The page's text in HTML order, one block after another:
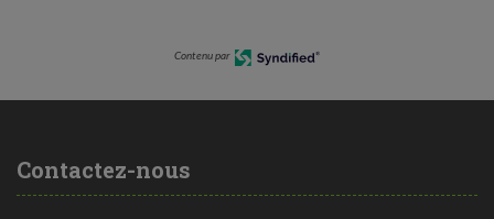
Contenu par
Contactez-nous